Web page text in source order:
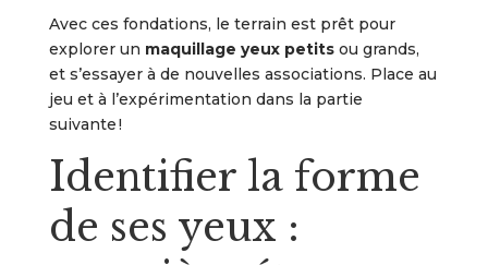
Avec ces fondations, le terrain est prêt pour
explorer un maquillage yeux petitsou grands,
et s’essayer à de nouvelles associations. Place au
jeu et à l’expérimentation dans la partie
suivante !
Identifier la forme
de ses yeux :